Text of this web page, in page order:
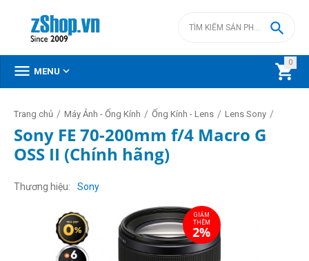
0


 MENU 
Trang chủ / Máy Ảnh - Ống Kính / Ống Kính - Lens / Lens Sony /
Sony FE 70-200mm f/4 Macro G
OSS II (Chính hãng)
Thương hiệu Sony